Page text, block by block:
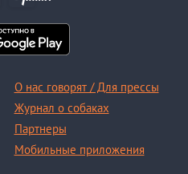
О нас говорят / Для прессы
Журнал о собаках
Партнеры
Мобильные приложения